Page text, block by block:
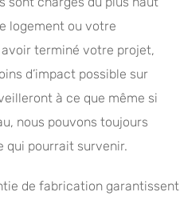
logement ou votre
terminé votre projet,
d’impact possible sur
à ce que même si
nous pouvons toujours
qui pourrait survenir.
de fabrication garantissent